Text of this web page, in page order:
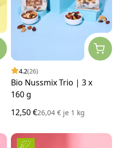
4.2(26)
Bio Nussmix Trio | 3 x
160 g
12,50 €26,04 € je 1 kg